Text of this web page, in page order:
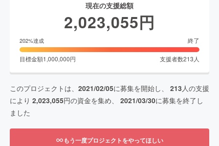
現在の支援総額
2,023,055円
202%達成 終了
目標金額1,000,000円 支援者数213 人
このプロジェクトは、 2021/02/05に募集を開始し、 213人の支援
により 2,023,055円の資金を集め、 2021/03/30に募集を終了し
ました
もう一度プロジェクトをやってほしい